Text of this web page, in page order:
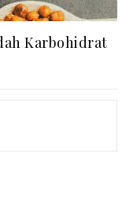
Karbohidrat